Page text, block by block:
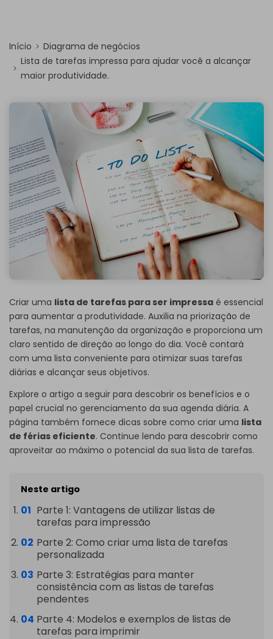
Início
Diagrama de negócios
Lista de tarefas impressa para ajudar você a alcançar
maior produtividade.
Criar uma lista de tarefas para ser impressa é essencial
para aumentar a produtividade. Auxilia na priorização de
tarefas, na manutenção da organização e proporciona um
claro sentido de direção ao longo do dia. Você contará
com uma lista conveniente para otimizar suas tarefas
diárias e alcançar seus objetivos.
Explore o artigo a seguir para descobrir os benefícios e o
papel crucial no gerenciamento da sua agenda diária. A
página também fornece dicas sobre como criar uma lista
de férias eficiente. Continue lendo para descobrir como
aproveitar ao máximo o potencial da sua lista de tarefas.
Neste artigo
Parte 1: Vantagens de utilizar listas de
tarefas para impressão
Parte 2: Como criar uma lista de tarefas
personalizada
Parte 3: Estratégias para manter
consistência com as listas de tarefas
pendentes
Parte 4: Modelos e exemplos de listas de
tarefas para imprimir